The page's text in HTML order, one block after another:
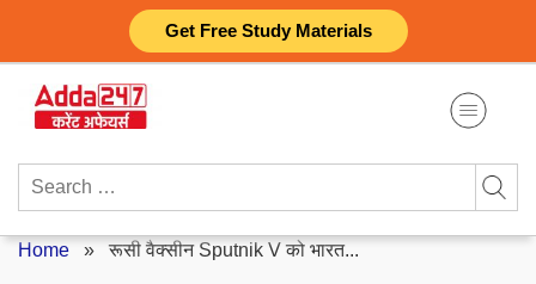
Get Free Study Materials
content
Search
Home »रूसी वैक्सीन Sputnik V को भारत...